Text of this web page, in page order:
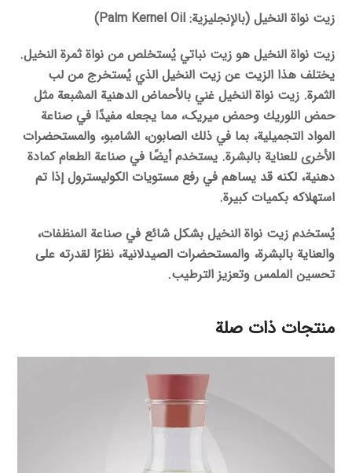
زيت نواة النخيل (بالإنجليزية: Palm Kernel Oil)
زيت نواة النخيل هو زيت نباتي يُستخلص من نواة ثمرة النخيل.
يختلف هذا الزيت عن زيت النخيل الذي يُستخرج من لب
الثمرة. زيت نواة النخيل غني بالأحماض الدهنية المشبعة مثل
حمض اللوريك وحمض میریک، مما يجعله مفيدًا في صناعة
المواد التجميلية، بما في ذلك الصابون، الشامبو، والمستحضرات
الأخرى للعناية بالبشرة. يستخدم أيضًا في صناعة الطعام كمادة
دهنية، لكنه قد يساهم في رفع مستويات الكوليسترول إذا تم
استهلاكه بكميات كبيرة.
يُستخدم زيت نواة النخيل بشكل شائع في صناعة المنظفات،
والعناية بالبشرة، والمستحضرات الصيدلانية، نظرًا لقدرته على
تحسين الملمس وتعزيز الترطيب.
منتجات ذات صلة